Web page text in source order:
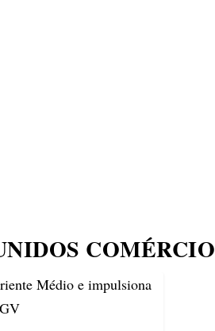
COMÉRCIO